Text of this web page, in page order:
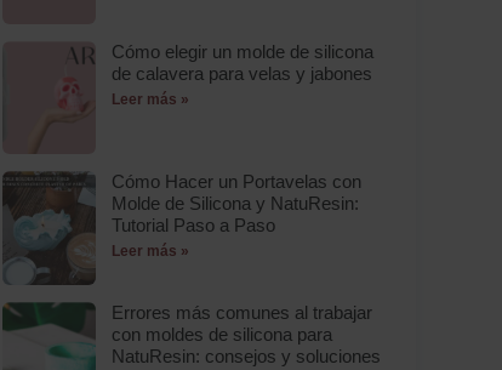
Cómo elegir un molde de silicona
de calavera para velas y jabones
Leer más »
Cómo Hacer un Portavelas con
Molde de Silicona y NatuResin:
Tutorial Paso a Paso
Leer más »
Errores más comunes al trabajar
con moldes de silicona para
NatuResin: consejos y soluciones